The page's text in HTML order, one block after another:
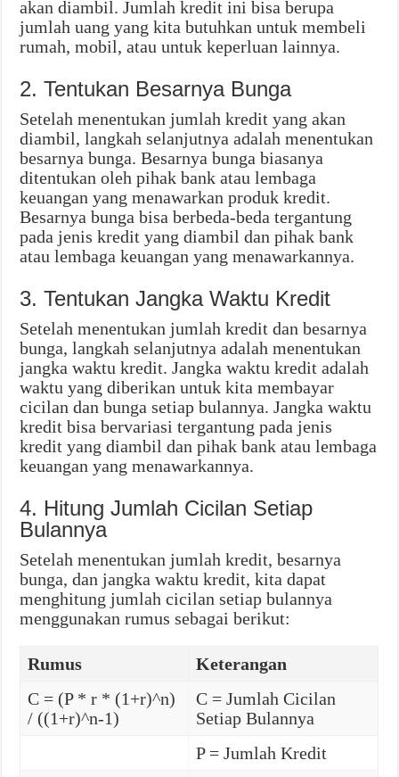
akan diambil. Jumlah kredit ini bisa berupa
jumlah uang yang kita butuhkan untuk membeli
rumah, mobil, atau untuk keperluan lainnya.
2. Tentukan Besarnya Bunga
Setelah menentukan jumlah kredit yang akan
diambil, langkah selanjutnya adalah menentukan
besarnya bunga. Besarnya bunga biasanya
ditentukan oleh pihak bank atau lembaga
keuangan yang menawarkan produk kredit.
Besarnya bunga bisa berbeda-beda tergantung
pada jenis kredit yang diambil dan pihak bank
atau lembaga keuangan yang menawarkannya.
3. Tentukan Jangka Waktu Kredit
Setelah menentukan jumlah kredit dan besarnya
bunga, langkah selanjutnya adalah menentukan
jangka waktu kredit. Jangka waktu kredit adalah
waktu yang diberikan untuk kita membayar
cicilan dan bunga setiap bulannya. Jangka waktu
kredit bisa bervariasi tergantung pada jenis
kredit yang diambil dan pihak bank atau lembaga
keuangan yang menawarkannya.
4. Hitung Jumlah Cicilan Setiap
Bulannya
Setelah menentukan jumlah kredit, besarnya
bunga, dan jangka waktu kredit, kita dapat
menghitung jumlah cicilan setiap bulannya
menggunakan rumus sebagai berikut:
Rumus
Keterangan
C = (P * r * (1+r)^n)
/ ((1+r)^n-1)
C = Jumlah Cicilan
Setiap Bulannya
P = Jumlah Kredit